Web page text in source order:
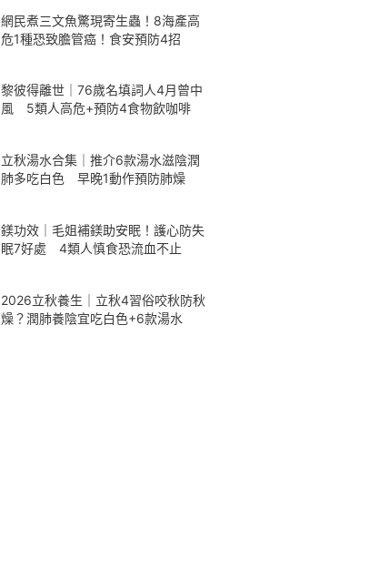
網民煮三文魚驚現寄生蟲！8海產高
危1種恐致膽管癌！食安預防4招
黎彼得離世｜76歲名填詞人4月曾中
風 5類人高危+預防4食物飲咖啡
立秋湯水合集｜推介6款湯水滋陰潤
肺多吃白色 早晚1動作預防肺燥
鎂功效｜毛姐補鎂助安眠！護心防失
眠7好處 4類人慎食恐流血不止
2026立秋養生｜立秋4習俗咬秋防秋
燥？潤肺養陰宜吃白色+6款湯水